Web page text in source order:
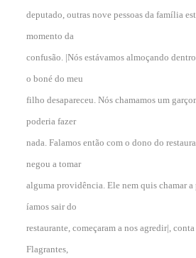
deputado, outras nove pessoas da família
momento da
confusão. |Nós estávamos almoçando
o boné do meu
filho desapareceu. Nós chamamos um
poderia fazer
nada. Falamos então com o dono do
negou a tomar
alguma providência. Ele nem quis chamar
íamos sair do
restaurante, começaram a nos agredir|,
Flagrantes,